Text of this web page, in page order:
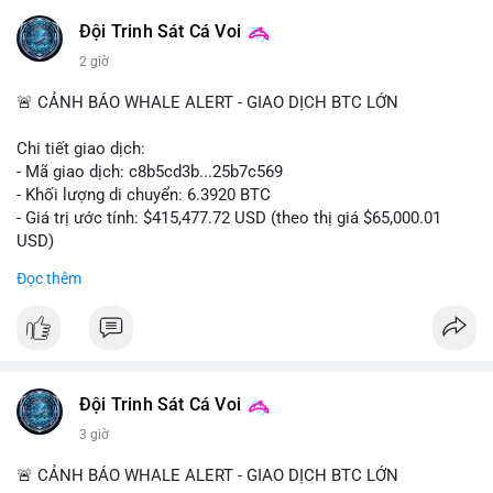
Đội Trinh Sát Cá Voi
2 giờ
🚨 CẢNH BÁO WHALE ALERT - GIAO DỊCH BTC LỚN
Chi tiết giao dịch:
- Mã giao dịch: c8b5cd3b...25b7c569
- Khối lượng di chuyển: 6.3920 BTC
- Giá trị ước tính: $415,477.72 USD (theo thị giá $65,000.01
USD)
nghìn USD được xác nhận trong mempool, mức chuyển động
khả năng là cá voi tái phân bổ tài sản giữa các ví nóng hoặc
chuẩn bị thanh khoản cho chiến lược giao dịch ngắn hạn. Nếu
bán có thể hình thành. Ngược lại, nếu BTC được chuyển sang
Đọc thêm
Đội Trinh Sát Cá Voi
3 giờ
🚨 CẢNH BÁO WHALE ALERT - GIAO DỊCH BTC LỚN